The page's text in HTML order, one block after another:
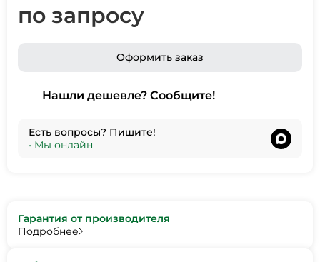
по запросу
Оформить заказ
Нашли дешевле? Сообщите!
Есть вопросы? Пишите!
• Мы онлайн
Гарантия от производителя
Подробнее